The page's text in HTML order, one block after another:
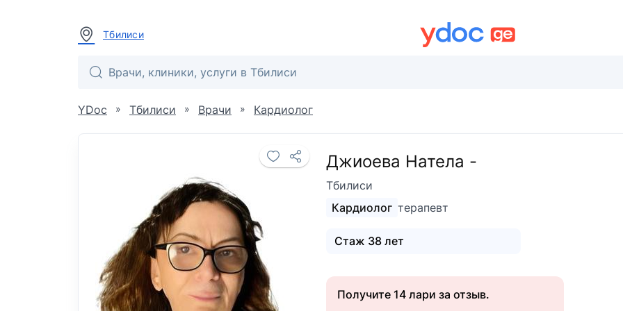
Тбилиси
YDoc » Тбилиси » Врачи » Кардиолог
Джиоева Натела -
Тбилиси
Кардиолог терапевт
Стаж 38 лет
Получите 14 лари за отзыв.